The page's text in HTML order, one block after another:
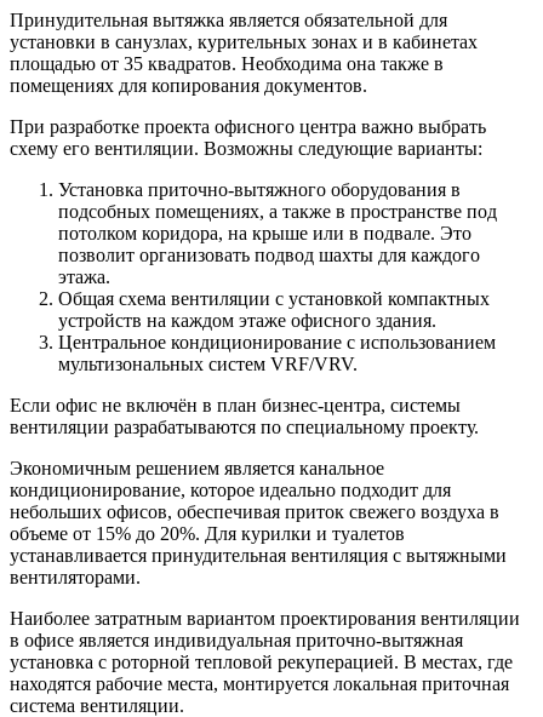
Принудительная вытяжка является обязательной для
установки в санузлах, курительных зонах и в кабинетах
площадью от 35 квадратов. Необходима она также в
помещениях для копирования документов.
При разработке проекта офисного центра важно выбрать
схему его вентиляции. Возможны следующие варианты:
Установка приточно-вытяжного оборудования в
подсобных помещениях, а также в пространстве под
потолком коридора, на крыше или в подвале. Это
позволит организовать подвод шахты для каждого
этажа.
Общая схема вентиляции с установкой компактных
устройств на каждом этаже офисного здания.
Центральное кондиционирование с использованием
мультизональных систем VRF/VRV.
Если офис не включён в план бизнес-центра, системы
вентиляции разрабатываются по специальному проекту.
Экономичным решением является канальное
кондиционирование, которое идеально подходит для
небольших офисов, обеспечивая приток свежего воздуха в
объеме от 15% до 20%. Для курилки и туалетов
устанавливается принудительная вентиляция с вытяжными
вентиляторами.
Наиболее затратным вариантом проектирования вентиляции
в офисе является индивидуальная приточно-вытяжная
установка с роторной тепловой рекуперацией. В местах, где
находятся рабочие места, монтируется локальная приточная
система вентиляции.